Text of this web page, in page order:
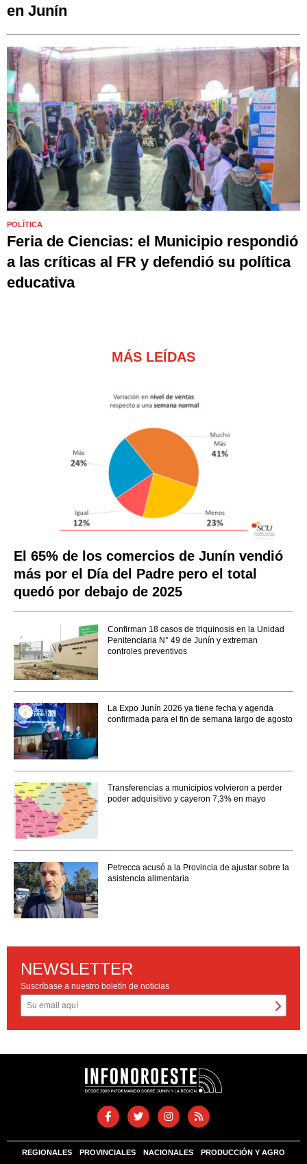
en Junín
POLÍTICA
Feria de Ciencias: el Municipio respondió
a las críticas al FR y defendió su política
educativa
MÁS LEÍDAS
El 65% de los comercios de Junín vendió
más por el Día del Padre pero el total
quedó por debajo de 2025
Confirman 18 casos de triquinosis en la Unidad
Penitenciaria N° 49 de Junín y extreman
controles preventivos
La Expo Junín 2026 ya tiene fecha y agenda
confirmada para el fin de semana largo de agosto
Transferencias a municipios volvieron a perder
poder adquisitivo y cayeron 7,3% en mayo
Petrecca acusó a la Provincia de ajustar sobre la
asistencia alimentaria
NEWSLETTER
Suscríbase a nuestro boletín de noticias
REGIONALES PROVINCIALES NACIONALES PRODUCCIÓN Y AGRO